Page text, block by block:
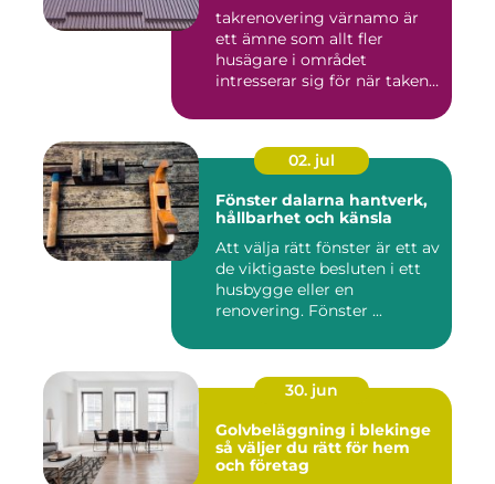
takrenovering värnamo är
ett ämne som allt fler
husägare i området
intresserar sig för när taken
02. jul
Fönster dalarna hantverk,
hållbarhet och känsla
Att välja rätt fönster är ett av
de viktigaste besluten i ett
husbygge eller en
renovering. Fönster ...
30. jun
Golvbeläggning i blekinge
så väljer du rätt för hem
och företag